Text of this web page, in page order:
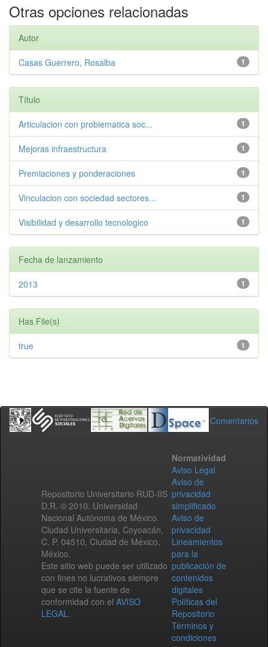
Otras opciones relacionadas
Autor
1
Casas Guerrero, Rosalba
Título
1
Articulacion con problematica soc...
1
Mejoras infraestructura
1
Premiaciones y ponderaciones
1
Vinculacion con sociedad sectores...
1
Visibilidad y desarrollo tecnologico
Fecha de lanzamiento
1
2013
Has File(s)
1
true
Comentarios
Repositorio Universitario RUD-IIS
D.R. © 2010. Universidad
Nacional Autónoma de México.
Ciudad Universitaria, Coyoacán,
C. P. 04510, Ciudad de México,
México.
Este sitio web puede ser utilizado
con fines no lucrativos siempre
que se cite la fuente de
conformidad con el AVISO
LEGAL.
Normatividad
Aviso Legal
Aviso de
privacidad
simplificado
Aviso de
privacidad
Lineamientos
para la
publicación de
contenidos
digitales
Políticas del
Repositorio
Términos y
condiciones